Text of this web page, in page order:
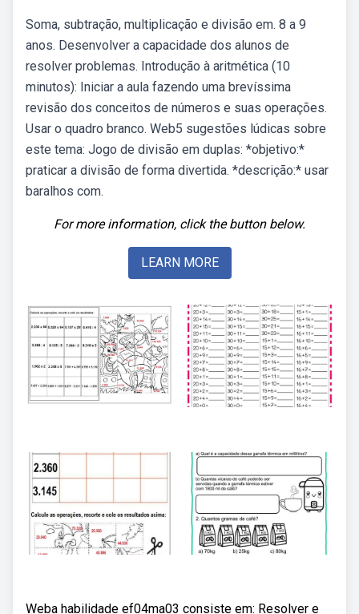
Soma, subtração, multiplicação e divisão em. 8 a 9
anos. Desenvolver a capacidade dos alunos de
resolver problemas. Introdução à aritmética (10
minutos): Iniciar a aula fazendo uma brevíssima
revisão dos conceitos de números e suas operações.
Usar o quadro branco. Web5 sugestões lúdicas sobre
este tema: Jogo de divisão em duplas: *objetivo:*
praticar a divisão de forma divertida. *descrição:* usar
baralhos com.
For more information, click the button below.
LEARN MORE
Weba habilidade ef04ma03 consiste em: Resolver e